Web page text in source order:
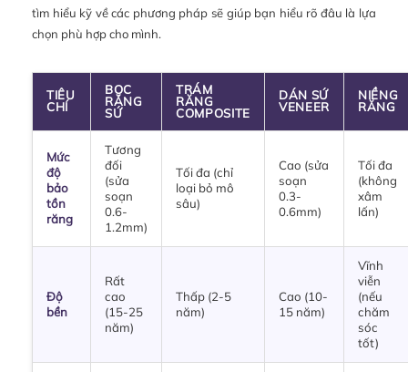
tìm hiểu kỹ về các phương pháp sẽ giúp bạn hiểu rõ đâu là lựa
chọn phù hợp cho mình.
TIÊU
CHÍ
BỌC
RĂNG
SỨ
TRÁM
RĂNG
COMPOSITE
DÁN SỨ
VENEER
NIỀNG
RĂNG
Mức
độ
bảo
tồn
răng
Tương
đối
(sửa
soạn
0.6-
1.2mm)
Tối đa (chỉ
loại bỏ mô
sâu)
Cao (sửa
soạn
0.3-
0.6mm)
Tối đa
(không
xâm
lấn)
Độ
bền
Rất
cao
(15-25
năm)
Thấp (2-5
năm)
Cao (10-
15 năm)
Vĩnh
viễn
(nếu
chăm
sóc
tốt)